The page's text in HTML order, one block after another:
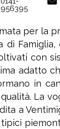
956395
per la
di
con
adatto
in
La
a